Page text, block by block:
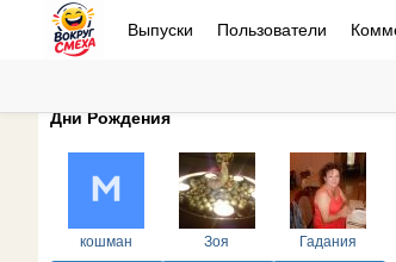
Выпуски Пользователи
Дни Рождения
кошман Зоя Гадания